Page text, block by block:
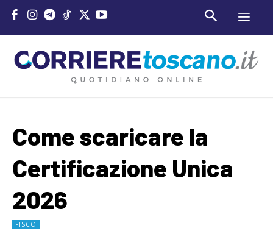
Come scaricare la
Certificazione Unica
2026
FISCO